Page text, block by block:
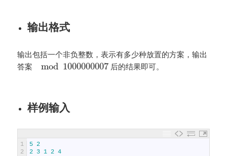
输出格式
输出包括一个非负整数，表示有多少种放置的方案，输出
答案
mod 1000000007 后的结果即可。
样例输入
1
2
5 2
2 3 1 2 4